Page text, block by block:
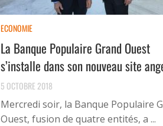
ECONOMIE
La Banque Populaire Grand Ouest
s’installe dans son nouveau site
5 OCTOBRE 2018
Mercredi soir, la Banque Populaire
Ouest, fusion de quatre entités, a ...